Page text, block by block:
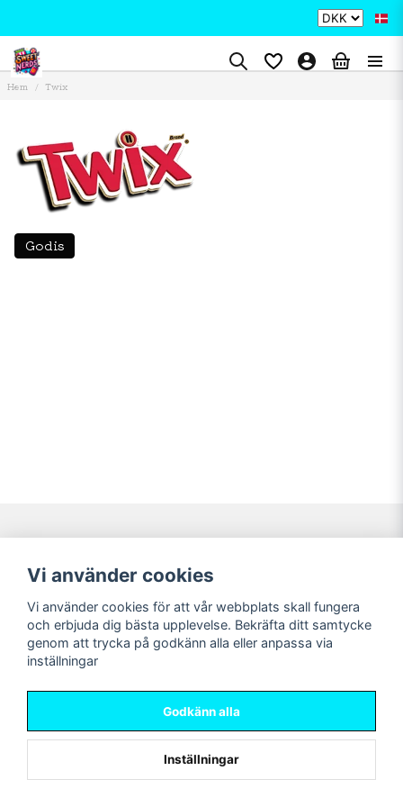
Hem Twix
Godis
Navigering
Nyheter!
Förbeställning
Mitt konto
Logga in
Registrera dig
Glömt lösenord?
Sociala medier
Vi använder cookies
Vi använder cookies för att vår webbplats skall fungera
och erbjuda dig bästa upplevelse. Bekräfta ditt samtycke
genom att trycka på godkänn alla eller anpassa via
inställningar
Godkänn alla
Inställningar